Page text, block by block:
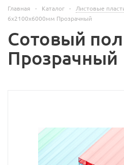
Главная - Каталог - Листовые
6х2100х6000мм Прозрачный
Сотовый
Прозрачный